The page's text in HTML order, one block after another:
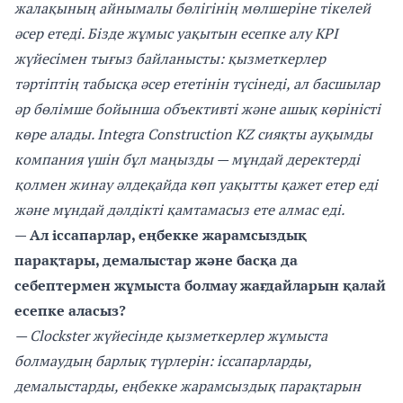
жалақының айнымалы бөлігінің мөлшеріне тікелей
әсер етеді. Бізде жұмыс уақытын есепке алу KPI
жүйесімен тығыз байланысты: қызметкерлер
тәртіптің табысқа әсер ететінін түсінеді, ал басшылар
әр бөлімше бойынша объективті және ашық көріністі
көре алады. Integra Construction KZ сияқты ауқымды
компания үшін бұл маңызды — мұндай деректерді
қолмен жинау әлдеқайда көп уақытты қажет етер еді
және мұндай дәлдікті қамтамасыз ете алмас еді.
— Ал іссапарлар, еңбекке жарамсыздық
парақтары, демалыстар және басқа да
себептермен жұмыста болмау жағдайларын қалай
есепке аласыз?
— Clockster жүйесінде қызметкерлер жұмыста
болмаудың барлық түрлерін: іссапарларды,
демалыстарды, еңбекке жарамсыздық парақтарын